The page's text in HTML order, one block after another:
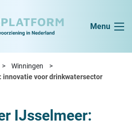
Menu
Winningen
voor drinkwatersector
IJsselmeer: